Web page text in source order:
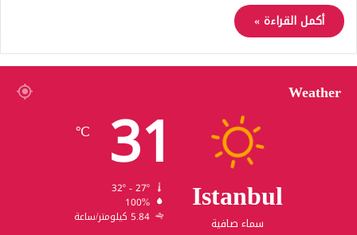
أكمل القراءة »
Weather
Istanbul
سماء صافية
31
℃
100%
5.84 كيلومتر/ساعة